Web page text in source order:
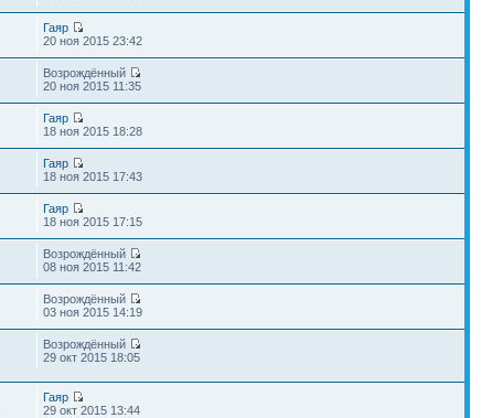
Гаяр
20 ноя 2015 23:42
Возрождённый
20 ноя 2015 11:35
Гаяр
18 ноя 2015 18:28
Гаяр
18 ноя 2015 17:43
Гаяр
18 ноя 2015 17:15
Возрождённый
08 ноя 2015 11:42
Возрождённый
03 ноя 2015 14:19
Возрождённый
29 окт 2015 18:05
Гаяр
29 окт 2015 13:44